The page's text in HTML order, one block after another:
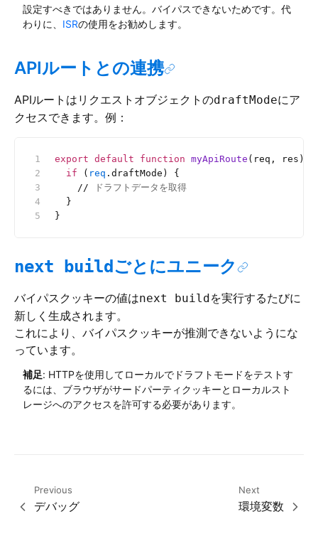
設定すべきではありません。バイパスできないためです。代
わりに、 ISRの使用をお勧めします。
APIルートとの連携
APIルートはリクエストオブジェクトのdraftModeにア
クセスできます。例：
export default function myApiRoute (req, res) {
  if
( req .draftMode) {
    //
ドラフトデータを取得
  }
}
next build ごとにユニーク
バイパスクッキーの値はnext buildを実行するたびに
新しく生成されます。
これにより、バイパスクッキーが推測できないようにな
っています。
補足: HTTPを使用してローカルでドラフトモードをテストす
るには、ブラウザがサードパーティクッキーとローカルスト
レージへのアクセスを許可する必要があります。
Previous
デバッグ
Next
環境変数